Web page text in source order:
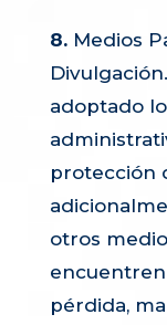
8.Medios
adoptado
protección
otros
encuentren
pérdida,